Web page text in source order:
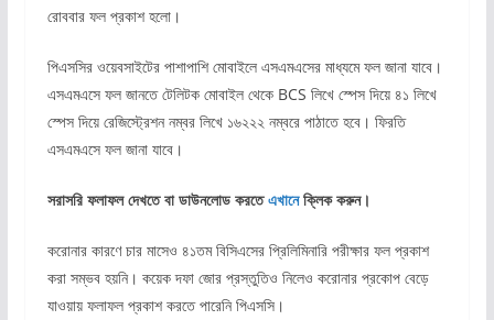
রোববার ফল প্রকাশ হলো।
পিএসসির ওয়েবসাইটের পাশাপাশি মোবাইলে এসএমএসের মাধ্যমে ফল জানা যাবে।
এসএমএসে ফল জানতে টেলিটক মোবাইল থেকে BCS লিখে স্পেস দিয়ে ৪১ লিখে
স্পেস দিয়ে রেজিস্ট্রেশন নম্বর লিখে ১৬২২২ নম্বরে পাঠাতে হবে। ফিরতি
এসএমএসে ফল জানা যাবে।
সরাসরি ফলাফল দেখতে বা ডাউনলোড করতেএখানেক্লিক করুন।
করোনার কারণে চার মাসেও ৪১তম বিসিএসের প্রিলিমিনারি পরীক্ষার ফল প্রকাশ
করা সম্ভব হয়নি।‌ কয়েক দফা জোর প্রস্তুতিও নিলেও করোনার প্রকোপ বেড়ে
যাওয়ায় ফলাফল প্রকাশ করতে পারেনি পিএসসি।